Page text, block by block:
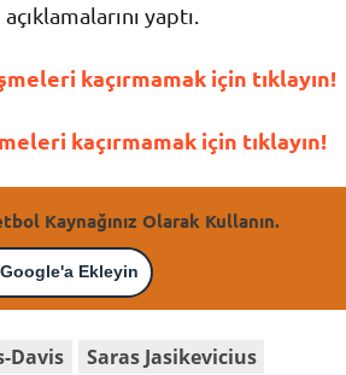
yaptı.
kaçırmamak için tıklayın!
kaçırmamak için tıklayın!
Kaynağınız Olarak Kullanın.
Ekleyin
Davis Saras Jasikevicius